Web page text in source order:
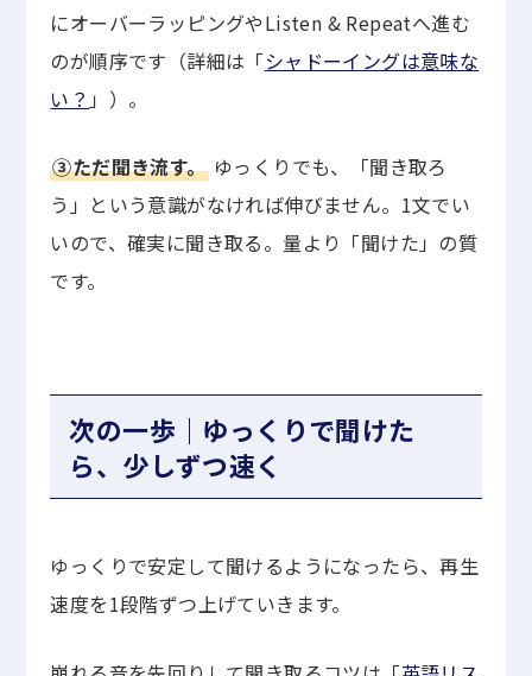
にオーバーラッピングやListen & Repeatへ進む
のが順序です（詳細は「シャドーイングは意味な
い？ 」）。
③ただ聞き流す。ゆっくりでも、「聞き取ろ
う」という意識がなければ伸びません。1文でい
いので、確実に聞き取る。量より「聞けた」の質
です。
次の一歩｜ゆっくりで聞けた
ら、少しずつ速く
ゆっくりで安定して聞けるようになったら、再生
速度を1段階ずつ上げていきます。